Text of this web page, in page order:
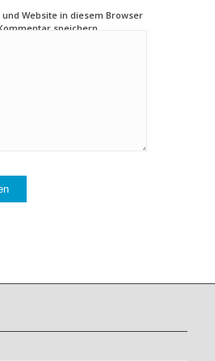
und Website in diesem Browser
speichern.